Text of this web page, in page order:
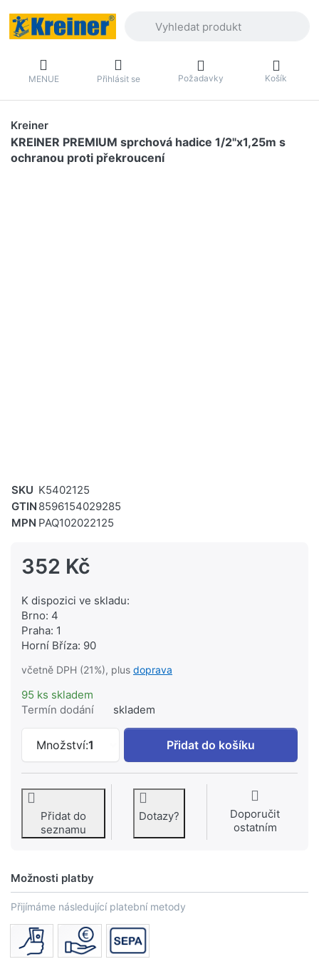
MENUE Přihlásit se Požadavky Košík
Kreiner
KREINER PREMIUM sprchová hadice 1/2"x1,25m s
ochranou proti překroucení
SKU K5402125
GTIN 8596154029285
MPN PAQ102022125
352 Kč
K dispozici ve skladu:
Brno: 4
Praha: 1
Horní Bříza: 90
včetně DPH (21%), plus doprava
95 ks skladem
Termín dodání
skladem
Množství:1
KREINER PREMIUM sprchová hadice
Přidat do košíku
Přidat do
seznamu
Dotazy?
Doporučit
ostatním
Možnosti platby
Přijímáme následující platební metody